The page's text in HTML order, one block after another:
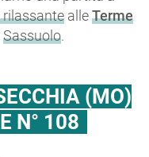
rilassante alleTerme
Sassuolo.
(MO)
N° 108